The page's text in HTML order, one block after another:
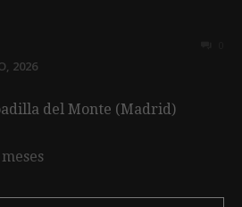
2026
del Monte (Madrid)